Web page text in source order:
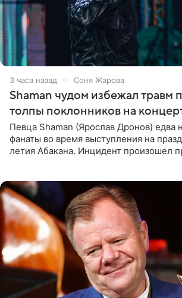
3 часа назад Соня Жарова
Shaman чудом избежал травм
толпы поклонников на
Певца Shaman (Ярослав Дронов) едва
фанаты во время выступления на
летия Абакана. Инцидент произошел